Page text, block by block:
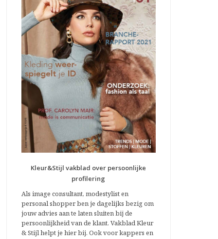
Kleur&Stijl vakblad over persoonlijke
profilering
Als image consultant, modestylist en
personal shopper ben je dagelijks bezig om
jouw advies aan te laten sluiten bij de
persoonlijkheid van de klant. Vakblad Kleur
& Stijl helpt je hier bij. Ook voor kappers en